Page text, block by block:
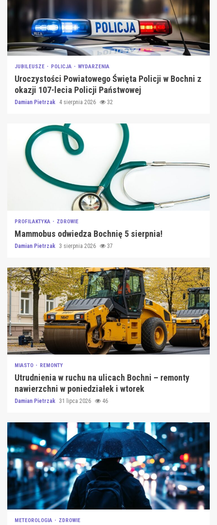
JUBILEUSZE POLICJA WYDARZENIA
Uroczystości Powiatowego Święta Policji w Bochni z
okazji 107-lecia Policji Państwowej
Damian Pietrzak 4 sierpnia 2026 32
PROFILAKTYKA ZDROWIE
Mammobus odwiedza Bochnię 5 sierpnia!
Damian Pietrzak 3 sierpnia 2026 37
MIASTO REMONTY
Utrudnienia w ruchu na ulicach Bochni – remonty
nawierzchni w poniedziałek i wtorek
Damian Pietrzak 31 lipca 2026 46
METEOROLOGIA ZDROWIE